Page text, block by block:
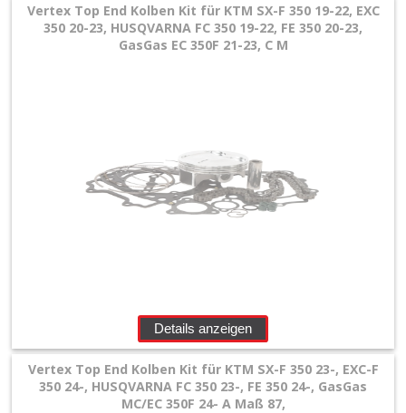
Vertex Top End Kolben Kit für KTM SX-F 350 19-22, EXC
350 20-23, HUSQVARNA FC 350 19-22, FE 350 20-23,
GasGas EC 350F 21-23, C M
Details anzeigen
Vertex Top End Kolben Kit für KTM SX-F 350 23-, EXC-F
350 24-, HUSQVARNA FC 350 23-, FE 350 24-, GasGas
MC/EC 350F 24- A Maß 87,